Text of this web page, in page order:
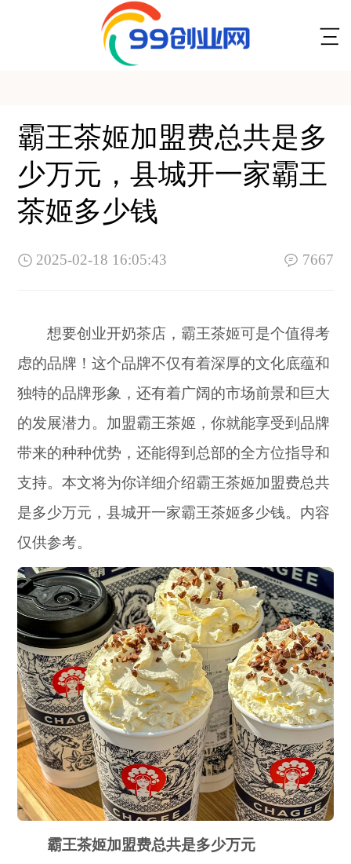
霸王茶姬加盟费总共是多
少万元，县城开一家霸王
茶姬多少钱
2025-02-18 16:05:43 7667
想要创业开奶茶店，霸王茶姬可是个值得考
虑的品牌！这个品牌不仅有着深厚的文化底蕴和
独特的品牌形象，还有着广阔的市场前景和巨大
的发展潜力。加盟霸王茶姬，你就能享受到品牌
带来的种种优势，还能得到总部的全方位指导和
支持。本文将为你详细介绍霸王茶姬加盟费总共
是多少万元，县城开一家霸王茶姬多少钱。内容
仅供参考。
霸王茶姬加盟费总共是多少万元